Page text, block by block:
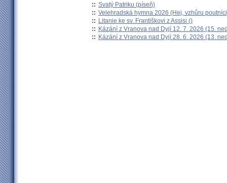
:: Svatý Patriku (píseň)
:: Velehradská hymna 2026 (Hej, vzhůru
:: Litanie ke sv. Františkovi z Assisi ()
:: Kázání z Vranova nad Dyjí 12. 7. 2026 (15.
:: Kázání z Vranova nad Dyjí 28. 6. 2026 (13.